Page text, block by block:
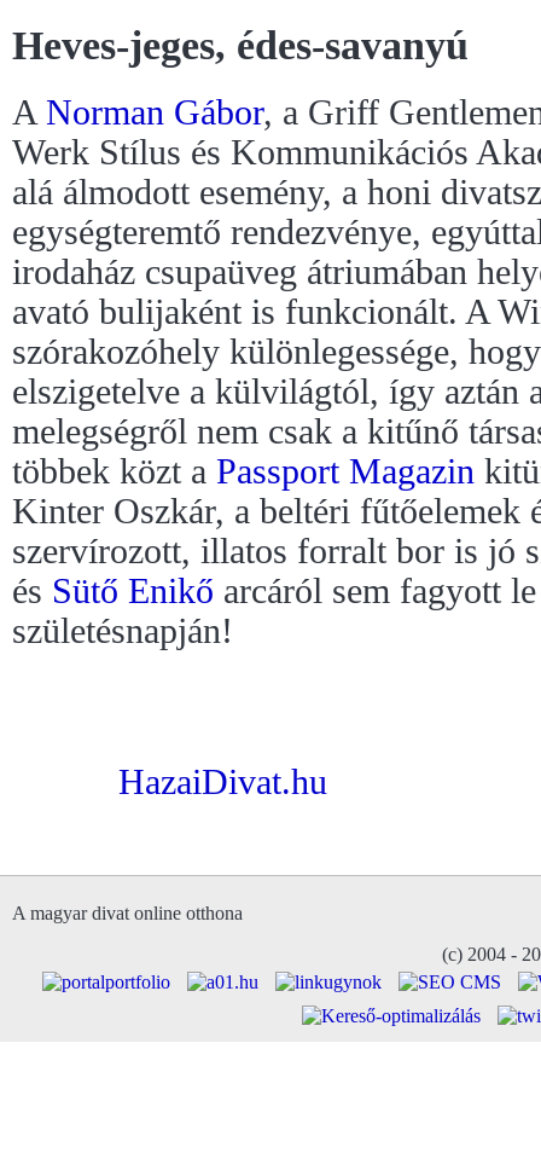
Heves-jeges, édes-savanyú
A Norman Gábor, a Griff
Werk Stílus és Kommunikációs
alá álmodott esemény, a honi
egységteremtő rendezvénye,
irodaház csupaüveg átriumában
avató bulijaként is funkcionált. A
szórakozóhely különlegessége,
elszigetelve a külvilágtól, így aztán
melegségről nem csak a kitűnő
többek közt a Passport Magazin
Kinter Oszkár, a beltéri fűtőelemek
szervírozott, illatos forralt bor is jó
és Sütő Enikő arcáról sem fagyott
születésnapján!
HazaiDivat.hu
A magyar divat online otthona
(c) 2004 -